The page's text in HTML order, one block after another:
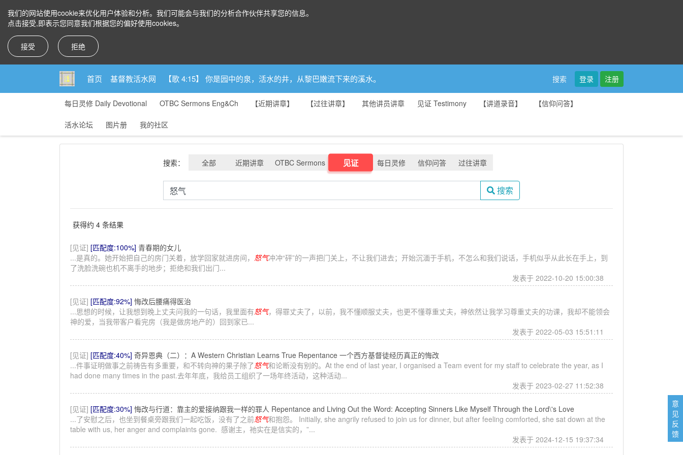
我们的网站使用cookie来优化用户体验和分析。我们可能会与我们的分析合作伙伴共享您的信息。
点击接受,即表示您同意我们根据您的偏好使用cookies。
接受 拒绝
首页 基督教活水网 【歌 4:15】 你是园中的泉，活水的井，从黎巴嫩流下来的溪水。 搜索 登录 注册
每日灵修 Daily Devotional OTBC Sermons Eng&Ch 【近期讲章】 【过往讲章】 其他讲员讲章 见证 Testimony 【讲道录音】 【信仰问答】
活水论坛 图片册 我的社区
搜索： 全部 近期讲章 OTBC Sermons 见证 每日灵修 信仰问答 过往讲章
搜索
获得约 4 条结果
[见证] [匹配度:100%] 青春期的女儿
...是真的。她开始把自己的房门关着，放学回家就进房间， 怒气冲冲“砰”的一声把门关上，不让我们进去；开始沉湎于手机，不怎么和我们说话，手机似乎从此长在手上，到
了洗脸洗碗也机不离手的地步；拒绝和我们出门...
发表于 2022-10-20 15:00:38
[见证] [匹配度:92%] 悔改后腰痛得医治
...思想的时候，让我想到晚上丈夫问我的一句话，我里面有怒气，得罪丈夫了，以前，我不懂顺服丈夫，也更不懂尊重丈夫，神依然让我学习尊重丈夫的功课，我却不能领会
神的爱，当我带客户看完房（我是做房地产的）回到家已...
发表于 2022-05-03 15:51:11
[见证] [匹配度:40%] 奇异恩典（二）：A Western Christian Learns True Repentance 一个西方基督徒经历真正的悔改
...件事证明做事之前祷告有多重要，和不转向神的果子除了怒气和论断没有别的。At the end of last year, I organised a Team event for my staff to celebrate the year, as I
had done many times in the past.去年年底，我给员工组织了一场年终活动，这种活动...
发表于 2023-02-27 11:52:38
[见证] [匹配度:30%] 悔改与行道：靠主的爱接纳跟我一样的罪人 Repentance and Living Out the Word: Accepting Sinners Like Myself Through the Lord\'s Love
...了安慰之后，也坐到餐桌旁跟我们一起吃饭，没有了之前怒气和抱怨。 Initially, she angrily refused to join us for dinner, but after feeling comforted, she sat down at the
table with us, her anger and complaints gone. 感谢主，祂实在是信实的，”...
发表于 2024-12-15 19:37:34
意
见
反
馈